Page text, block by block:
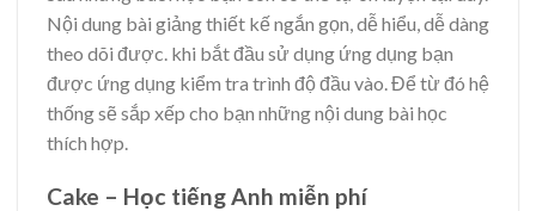
Nội dung bài giảng thiết kế ngắn gọn, dễ hiểu, dễ dàng
theo dõi được. khi bắt đầu sử dụng ứng dụng bạn
được ứng dụng kiểm tra trình độ đầu vào. Để từ đó hệ
thống sẽ sắp xếp cho bạn những nội dung bài học
thích hợp.
Cake – Học tiếng Anh miễn phí